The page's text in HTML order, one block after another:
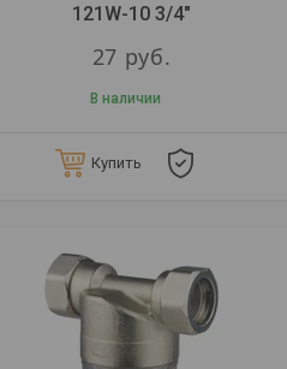
121W-10 3/4"
27 руб.
В наличии
Купить